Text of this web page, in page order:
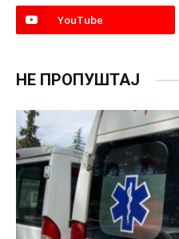
YouTube
НЕ ПРОПУШТАЈ